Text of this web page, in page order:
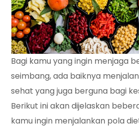
Bagi kamu yang ingin menjaga
seimbang, ada baiknya
sehat yang juga berguna bagi
Berikut ini akan dijelaskan
kamu ingin menjalankan pola